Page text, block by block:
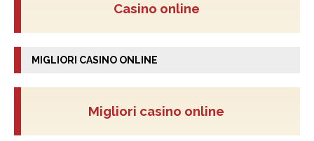
Casino online
MIGLIORI CASINO ONLINE
Migliori casino online